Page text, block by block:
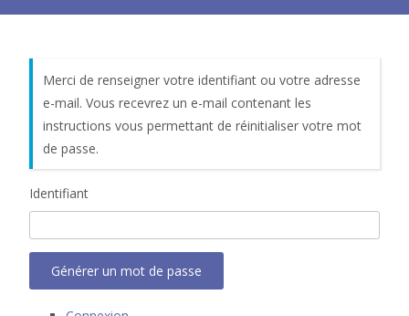
Merci de renseigner votre identifiant ou votre adresse
e-mail. Vous recevrez un e-mail contenant les
instructions vous permettant de réinitialiser votre mot
de passe.
Identifiant
Générer un mot de passe